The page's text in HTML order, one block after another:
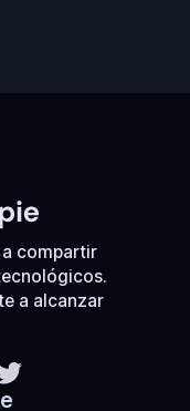
compartir
a alcanzar